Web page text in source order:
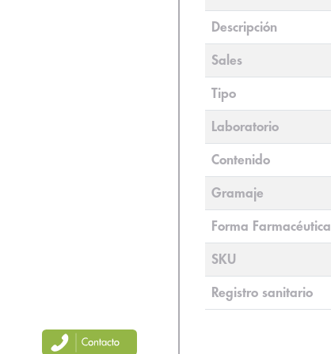
Descripción
Sales
Tipo
Laboratorio
Contenido
Gramaje
Forma Farmacéutica
SKU
Registro sanitario